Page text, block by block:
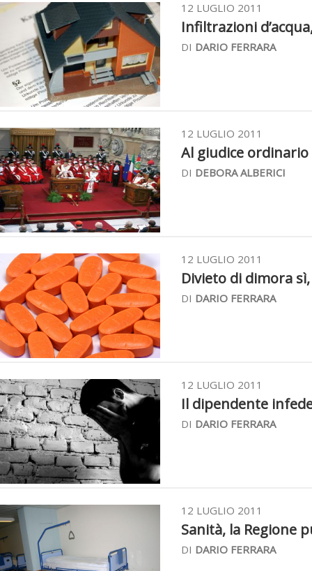
12 LUGLIO 2011
Infiltrazioni
DI DARIO FERRARA
12 LUGLIO 2011
Al giudice
DI DEBORA ALBERICI
12 LUGLIO 2011
Divieto di dimora
DI DARIO FERRARA
12 LUGLIO 2011
Il dipendente
DI DARIO FERRARA
12 LUGLIO 2011
Sanità, la Regione
DI DARIO FERRARA